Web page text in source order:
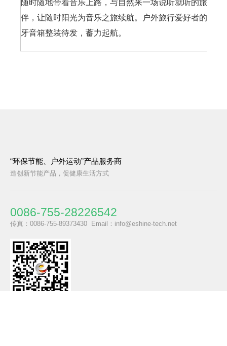
随时随地带着音乐上路，与自然来一场说听就听的旅行
伴，让随时阳光为音乐之旅续航。户外旅行爱好者的灵魂
牙音箱整装待发，蓄力起航。
“环保节能、户外运动”产品服务商
造创新节能产品，促健康生活方式
0086-755-28226542
传真：0086-755-89373430 Email：info@eshine-tech.net​​​​​​​